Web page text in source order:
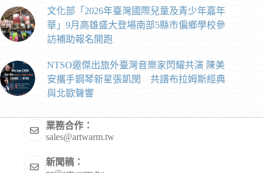
文化部「2026年臺灣國際兒童及青少年嘉年
華」9月高雄盛大登場南部5縣市偏鄉學校參
訪補助報名開跑
NTSO邀傑出旅外臺灣音樂家閃耀共演 陳美
安攜手鋼琴新星張凱閔 共譜布拉姆斯經典
與北歐聲響
業務合作：
sales@artwarm.tw
新聞稿：